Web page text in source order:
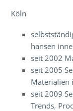
Köln
hansen
seit 2002
seit 2005
Materialien
seit 2009
Trends,